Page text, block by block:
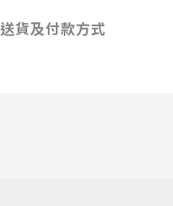
送貨及付款方式